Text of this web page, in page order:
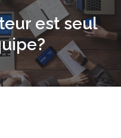
est seul